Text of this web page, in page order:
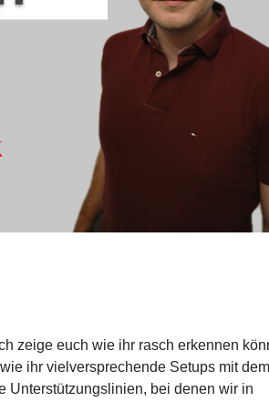
zeige euch wie ihr rasch erkennen
ihr vielversprechende Setups mit dem
Unterstützungslinien, bei denen wir in